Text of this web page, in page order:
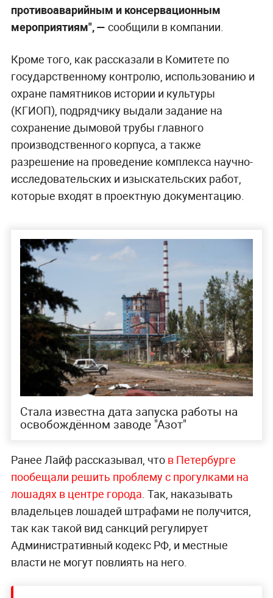
противоаварийным и консервационным
мероприятиям", — сообщили в компании.
Кроме того, как рассказали в Комитете по
государственному контролю, использованию и
охране памятников истории и культуры
(КГИОП), подрядчику выдали задание на
сохранение дымовой трубы главного
производственного корпуса, а также
разрешение на проведение комплекса научно-
исследовательских и изыскательских работ,
которые входят в проектную документацию.
Стала известна дата запуска работы на
освобождённом заводе "Азот"
Ранее Лайф рассказывал, что в Петербурге
пообещали решить проблему с прогулками на
лошадях в центре города . Так, наказывать
владельцев лошадей штрафами не получится,
так как такой вид санкций регулирует
Административный кодекс РФ, и местные
власти не могут повлиять на него.